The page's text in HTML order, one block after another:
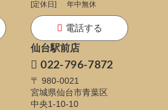
[定休日]
年中無休
電話する
仙台駅前店
022-796-7872
〒 980-0021
宮城県仙台市青葉区
中央1-10-10